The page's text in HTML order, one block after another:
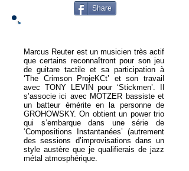
Share
Marcus Reuter est un musicien très actif
que certains reconnaîtront pour son jeu
de guitare tactile et sa participation à
‘The Crimson ProjeKCt’ et son travail
avec TONY LEVIN pour ‘Stickmen’. Il
s’associe ici avec MOTZER bassiste et
un batteur émérite en la personne de
GROHOWSKY. On obtient un power trio
qui s’embarque dans une série de
‘Compositions Instantanées’ (autrement
des sessions d’improvisations dans un
style austère que je qualifierais de jazz
métal atmosphérique.